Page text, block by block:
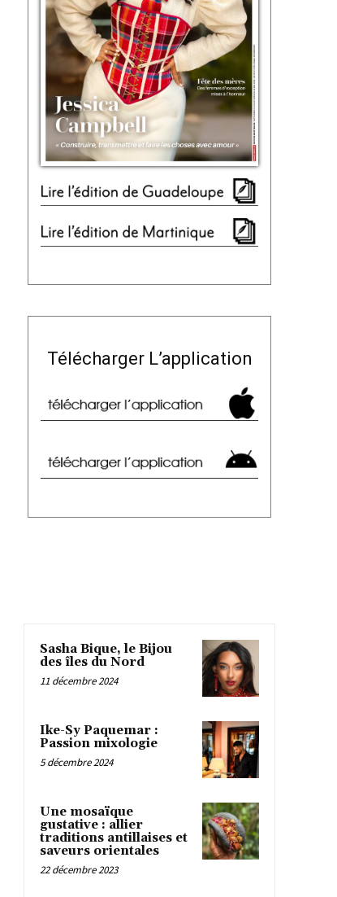
Télécharger L’application
Sasha Bique, le Bijou
des îles du Nord
11 décembre 2024
Ike-Sy Paquemar :
Passion mixologie
5 décembre 2024
Une mosaïque
gustative : allier
traditions antillaises et
saveurs orientales
22 décembre 2023